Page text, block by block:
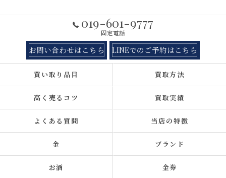
019-601-9777
固定電話
お問い合わせはこちら LINEでのご予約はこちら
買い取り品目 買取方法
高く売るコツ 買取実績
よくある質問 当店の特徴
金 ブランド
お酒 金券